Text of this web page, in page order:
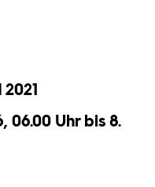
06.00 Uhr bis 8.